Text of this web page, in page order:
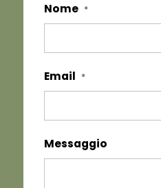
Nome *
Email *
Messaggio